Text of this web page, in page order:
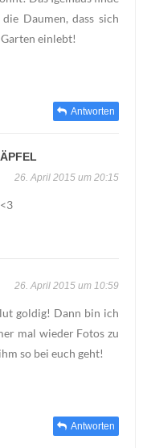
Daumen, dass sich
einlebt!
Antworten
26. April 2015 um 20:15
26. April 2015 um 10:59
goldig! Dann bin ich
mal wieder Fotos zu
so bei euch geht!
Antworten